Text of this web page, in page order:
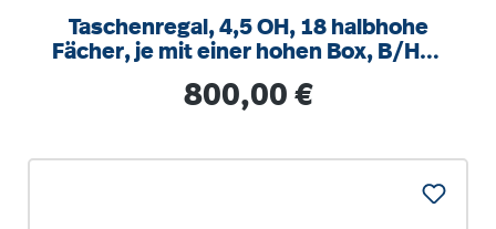
Taschenregal, 4,5 OH, 18 halbhohe
Fächer, je mit einer hohen Box, B/H/T
Regulärer Preis:
800,00 €